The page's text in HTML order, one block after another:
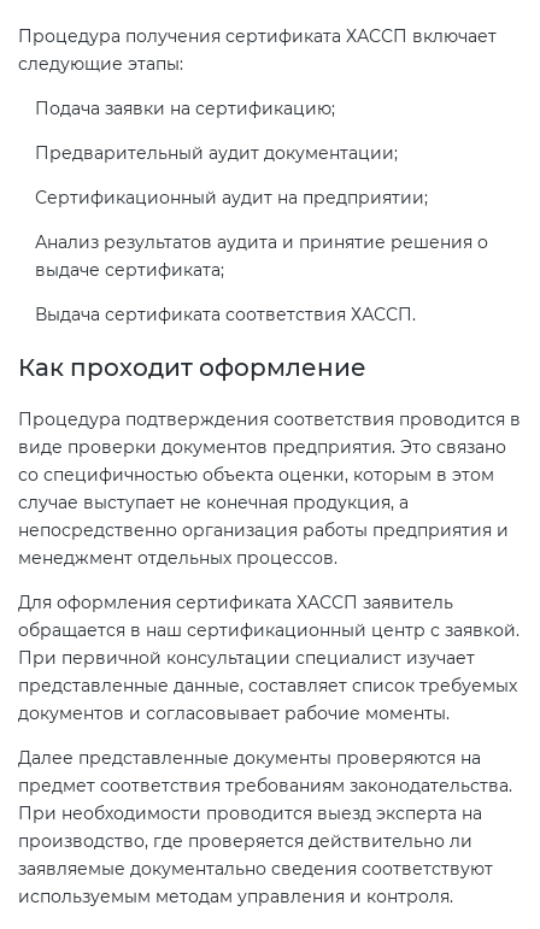
Процедура получения сертификата ХАССП включает
следующие этапы:
Подача заявки на сертификацию;
Предварительный аудит документации;
Сертификационный аудит на предприятии;
Анализ результатов аудита и принятие решения о
выдаче сертификата;
Выдача сертификата соответствия ХАССП.
Как проходит оформление
Процедура подтверждения соответствия проводится в
виде проверки документов предприятия. Это связано
со специфичностью объекта оценки, которым в этом
случае выступает не конечная продукция, а
непосредственно организация работы предприятия и
менеджмент отдельных процессов.
Для оформления сертификата ХАССП заявитель
обращается в наш сертификационный центр с заявкой.
При первичной консультации специалист изучает
представленные данные, составляет список требуемых
документов и согласовывает рабочие моменты.
Далее представленные документы проверяются на
предмет соответствия требованиям законодательства.
При необходимости проводится выезд эксперта на
производство, где проверяется действительно ли
заявляемые документально сведения соответствуют
используемым методам управления и контроля.